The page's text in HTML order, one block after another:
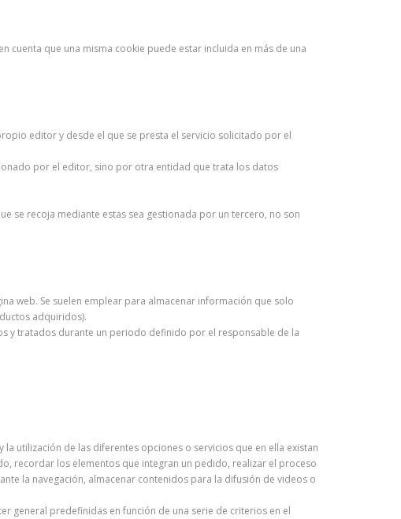
cuenta que una misma cookie puede estar incluida en más de una
editor y desde el que se presta el servicio solicitado por el
por el editor, sino por otra entidad que trata los datos
se recoja mediante estas sea gestionada por un tercero, no son
web. Se suelen emplear para almacenar información que solo
adquiridos).
y tratados durante un periodo definido por el responsable de la
utilización de las diferentes opciones o servicios que en ella existan
recordar los elementos que integran un pedido, realizar el proceso
la navegación, almacenar contenidos para la difusión de videos o
general predefinidas en función de una serie de criterios en el